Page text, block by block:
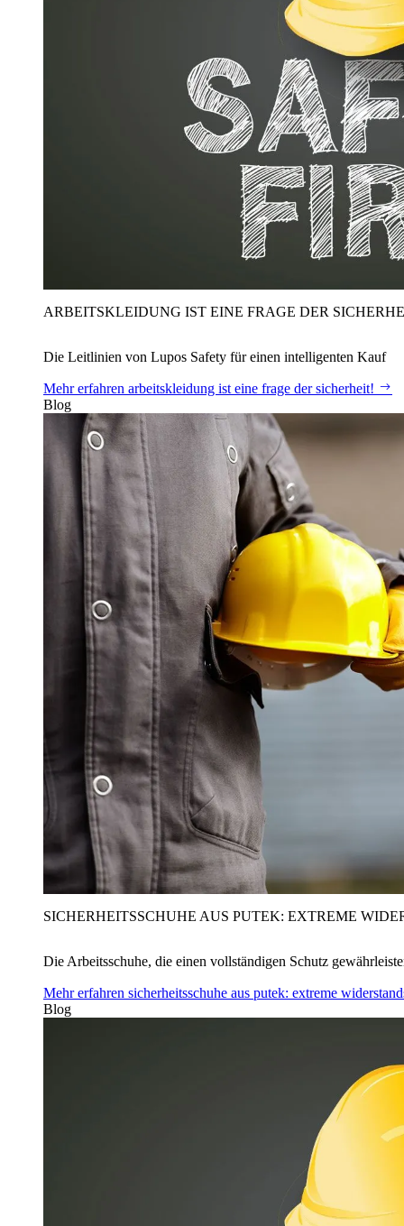
ARBEITSKLEIDUNG IST EINE FRAGE DER
Die Leitlinien von Lupos Safety für einen intelligenten Kauf
Mehr erfahren arbeitskleidung ist eine frage der sicherheit!
Blog
SICHERHEITSSCHUHE AUS PUTEK: EXTREME
Die Arbeitsschuhe, die einen vollständigen Schutz
Mehr erfahren sicherheitsschuhe aus putek: extreme
Blog